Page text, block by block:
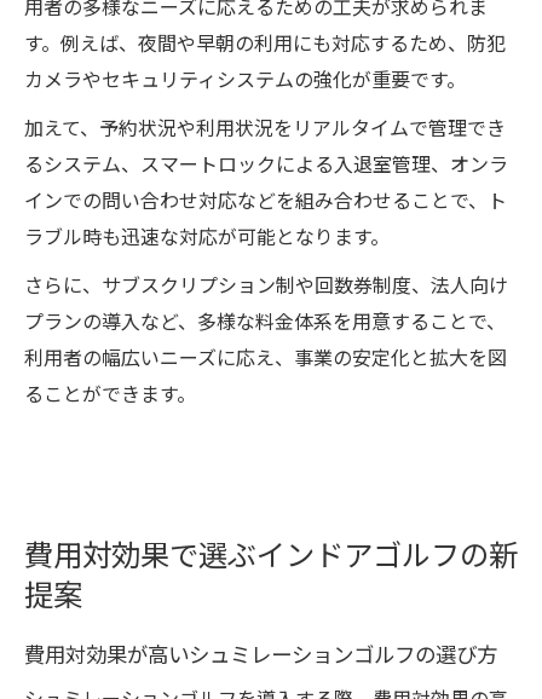
用者の多様なニーズに応えるための工夫が求められま
す。例えば、夜間や早朝の利用にも対応するため、防犯
カメラやセキュリティシステムの強化が重要です。
加えて、予約状況や利用状況をリアルタイムで管理でき
るシステム、スマートロックによる入退室管理、オンラ
インでの問い合わせ対応などを組み合わせることで、ト
ラブル時も迅速な対応が可能となります。
さらに、サブスクリプション制や回数券制度、法人向け
プランの導入など、多様な料金体系を用意することで、
利用者の幅広いニーズに応え、事業の安定化と拡大を図
ることができます。
費用対効果で選ぶインドアゴルフの新
提案
費用対効果が高いシュミレーションゴルフの選び方